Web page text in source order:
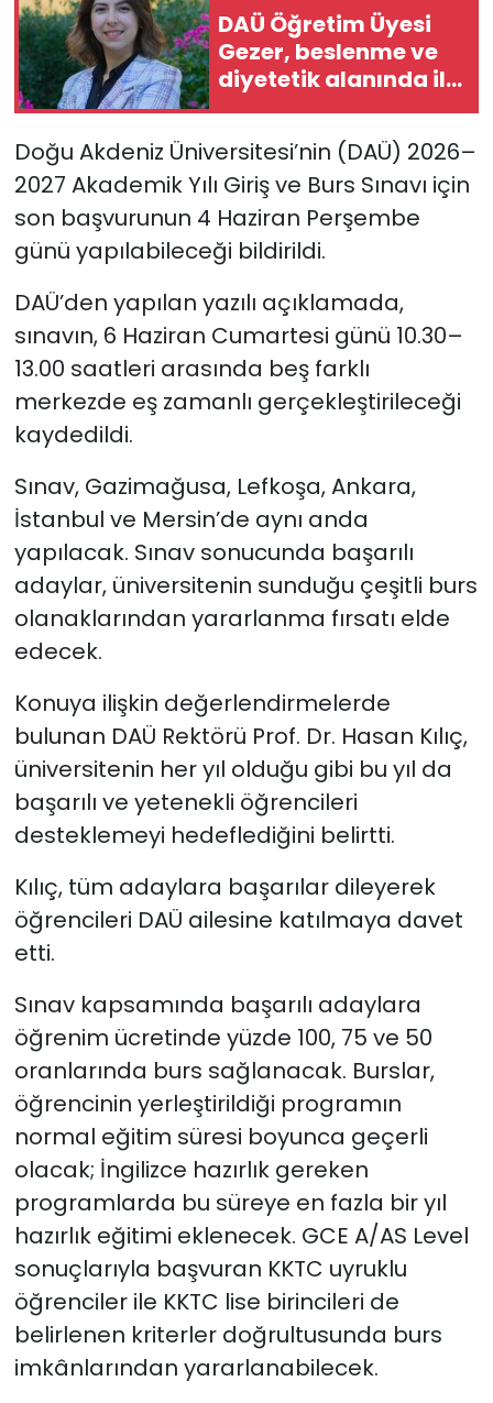
DAÜ Öğretim Üyesi
Gezer, beslenme ve
diyetetik alanında ilk
Kıbrıslı Türk profesör
Doğu Akdeniz Üniversitesi’nin (DAÜ) 2026–
2027 Akademik Yılı Giriş ve Burs Sınavı için
son başvurunun 4 Haziran Perşembe
günü yapılabileceği bildirildi.
DAÜ’den yapılan yazılı açıklamada,
sınavın, 6 Haziran Cumartesi günü 10.30–
13.00 saatleri arasında beş farklı
merkezde eş zamanlı gerçekleştirileceği
kaydedildi.
Sınav, Gazimağusa, Lefkoşa, Ankara,
İstanbul ve Mersin’de aynı anda
yapılacak. Sınav sonucunda başarılı
adaylar, üniversitenin sunduğu çeşitli burs
olanaklarından yararlanma fırsatı elde
edecek.
Konuya ilişkin değerlendirmelerde
bulunan DAÜ Rektörü Prof. Dr. Hasan Kılıç,
üniversitenin her yıl olduğu gibi bu yıl da
başarılı ve yetenekli öğrencileri
desteklemeyi hedeflediğini belirtti.
Kılıç, tüm adaylara başarılar dileyerek
öğrencileri DAÜ ailesine katılmaya davet
etti.
Sınav kapsamında başarılı adaylara
öğrenim ücretinde yüzde 100, 75 ve 50
oranlarında burs sağlanacak. Burslar,
öğrencinin yerleştirildiği programın
normal eğitim süresi boyunca geçerli
olacak; İngilizce hazırlık gereken
programlarda bu süreye en fazla bir yıl
hazırlık eğitimi eklenecek. GCE A/AS Level
sonuçlarıyla başvuran KKTC uyruklu
öğrenciler ile KKTC lise birincileri de
belirlenen kriterler doğrultusunda burs
imkânlarından yararlanabilecek.
Politika
SAĞLIK
Teknoloji
TÜRKiYE
Video Galeri
YAŞAM
Yazarlar